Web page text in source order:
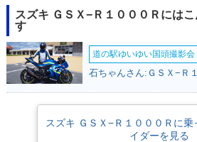
0
スズキ ＧＳＸ−Ｒ１０００Ｒには
す
道の駅ゆいゆい国頭撮影会
石ちゃんさん:ＧＳＸ−Ｒ
スズキ ＧＳＸ−Ｒ１０００Ｒに乗
イダーを見る